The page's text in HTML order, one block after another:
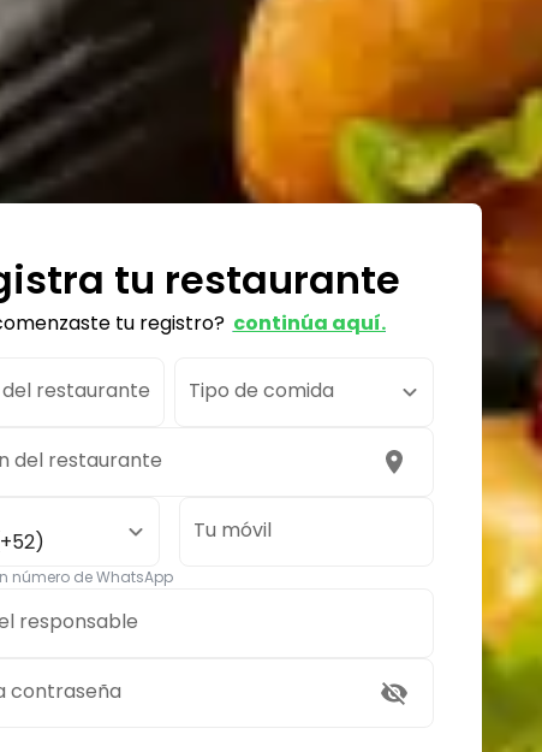
tu restaurante
tu registro? continúa aquí.
restaurante Tipo de comida
del restaurante
Tu móvil
número de WhatsApp
responsable
contraseña